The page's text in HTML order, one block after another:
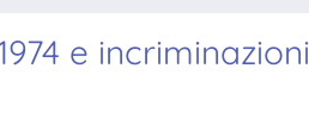
e incriminazioni